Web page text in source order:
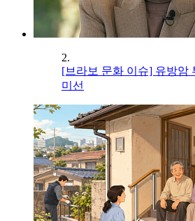
2.
[브라보 문화 이슈] 유방암
미선